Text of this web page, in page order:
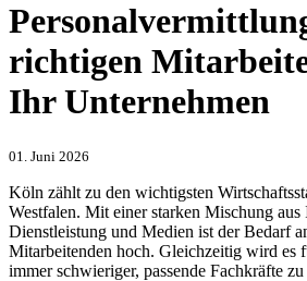
richtigen
Ihr Unternehmen
01. Juni 2026
Köln zählt zu den wichtigsten
Westfalen. Mit einer starken Mischung aus
Dienstleistung und Medien ist der Bedarf
Mitarbeitenden hoch. Gleichzeitig wird es
immer schwieriger, passende Fachkräfte